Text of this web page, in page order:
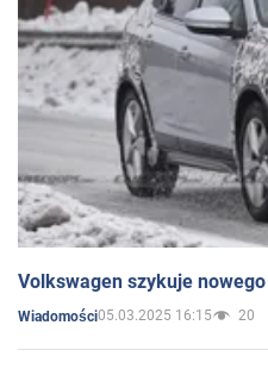
Volkswagen szykuje
Wiadomości05.03.2025 16:15 20